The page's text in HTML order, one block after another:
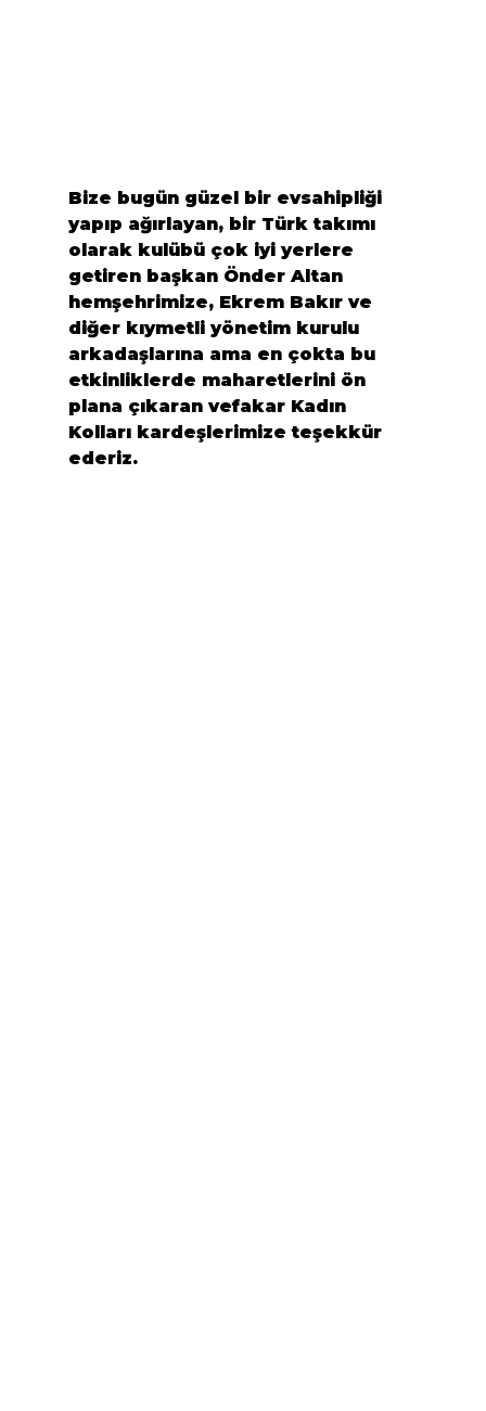
Bize bugün güzel bir evsahipliği
yapıp ağırlayan, bir Türk takımı
olarak kulübü çok iyi yerlere
getiren başkan Önder Altan
hemşehrimize, Ekrem Bakır ve
diğer kıymetli yönetim kurulu
arkadaşlarına ama en çokta bu
etkinliklerde maharetlerini ön
plana çıkaran vefakar Kadın
Kolları kardeşlerimize teşekkür
ederiz.